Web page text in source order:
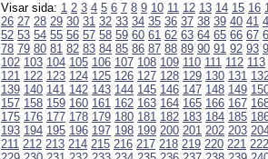
Visar sida: 1 2 3 4 5 6 7 8 9 10 11 12 13 14 15 16
26 27 28 29 30 31 32 33 34 35 36 37 38 39 40 41
52 53 54 55 56 57 58 59 60 61 62 63 64 65 66 67
78 79 80 81 82 83 84 85 86 87 88 89 90 91 92 93
102 103 104 105 106 107 108 109 110 111 112 113
121 122 123 124 125 126 127 128 129 130 131
139 140 141 142 143 144 145 146 147 148 149
157 158 159 160 161 162 163 164 165 166 167
175 176 177 178 179 180 181 182 183 184 185
193 194 195 196 197 198 199 200 201 202 203
211 212 213 214 215 216 217 218 219 220 221 222